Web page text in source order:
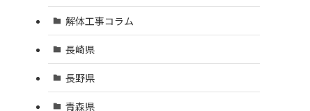
解体工事コラム
長崎県
長野県
青森県